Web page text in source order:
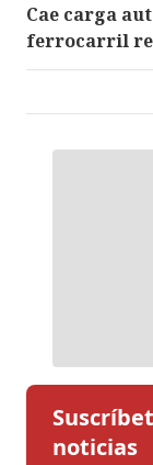
Cae carga
ferrocarril
noticias